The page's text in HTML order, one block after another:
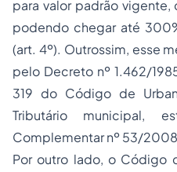
para valor padrão
podendo chegar até
(art. 4º). Outrossim, esse
pelo Decreto nº 1.462/
319 do Código de
Tributário municipal,
Complementar nº 53/
Por outro lado, o Código